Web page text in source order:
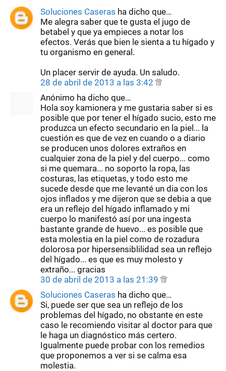
Soluciones Caseras ha dicho que…
Me alegra saber que te gusta el jugo de
betabel y que ya empieces a notar los
efectos. Verás que bien le sienta a tu hígado y
tu organismo en general.
Un placer servir de ayuda. Un saludo.
28 de abril de 2013 a las 3:42
Anónimo ha dicho que…
Hola soy kamionera y me gustaria saber si es
posible que por tener el hígado sucio, esto me
produzca un efecto secundario en la piel... la
cuestión es que de vez en cuando o a diario
se producen unos dolores extraños en
cualquier zona de la piel y del cuerpo... como
si me quemara... no soporto la ropa, las
costuras, las etiquetas, y todo esto me
sucede desde que me levanté un dia con los
ojos inflados y me dijeron que se debia a que
era un reflejo del hígado inflamado y mi
cuerpo lo manifestó así por una ingesta
bastante grande de huevo... es posible que
esta molestia en la piel como de rozadura
dolorosa por hipersensiblilidad sea un reflejo
del hígado... es que es muy molesto y
extraño... gracias
30 de abril de 2013 a las 21:39
Soluciones Caseras ha dicho que…
Si, puede ser que sea un reflejo de los
problemas del hígado, no obstante en este
caso le recomiendo visitar al doctor para que
le haga un diagnóstico más certero.
Igualmente puede probar con los remedios
que proponemos a ver si se calma esa
molestia.